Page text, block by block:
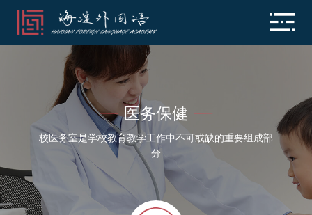
医务保健
校医务室是学校教育教学工作中不可或缺的重要组成部
分